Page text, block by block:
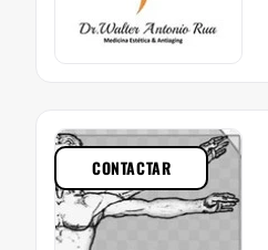
CONTACTAR